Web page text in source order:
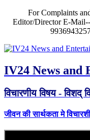
For Complaints
Editor/Director E-
IV24 News and
विचारणीय विषय - विशद्
जीवन की सार्थकता मे